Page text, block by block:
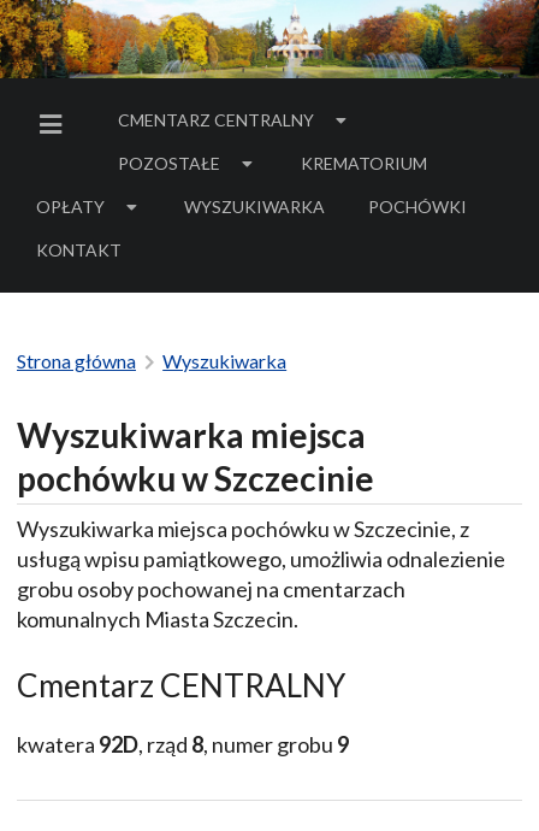
MENU BOCZNE
CMENTARZ CENTRALNY
POZOSTAŁE KREMATORIUM
OPŁATY WYSZUKIWARKA POCHÓWKI
- LINK DO SERWISU
KONTAKT
Strona główna Wyszukiwarka
Wyszukiwarka miejsca
pochówku w Szczecinie
Wyszukiwarka miejsca pochówku w Szczecinie, z
usługą wpisu pamiątkowego, umożliwia odnalezienie
grobu osoby pochowanej na cmentarzach
komunalnych Miasta Szczecin.
Cmentarz CENTRALNY
kwatera 92D, rząd 8, numer grobu 9